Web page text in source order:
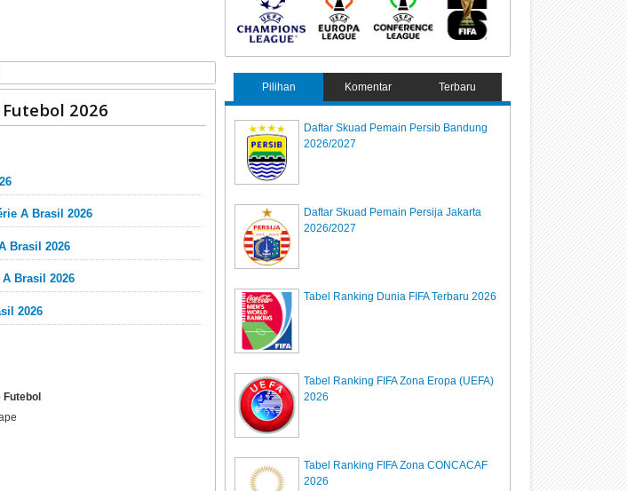
2026
A Brasil 2026
Brasil 2026
Brasil 2026
2026
Futebol
Pilihan Komentar Terbaru
Daftar Skuad Pemain Persib Bandung
2026/2027
Daftar Skuad Pemain Persija Jakarta
2026/2027
Tabel Ranking Dunia FIFA Terbaru 2026
Tabel Ranking FIFA Zona Eropa (UEFA)
2026
Tabel Ranking FIFA Zona CONCACAF
2026